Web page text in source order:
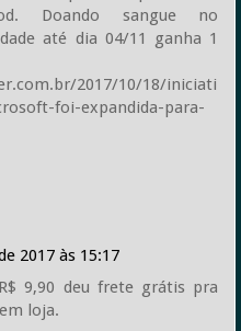
Doando sangue no
até dia 04/11 ganha 1
2017/10/18/iniciati
foi-expandida-para-
2017 às 15:17
9,90 deu frete grátis pra
loja.